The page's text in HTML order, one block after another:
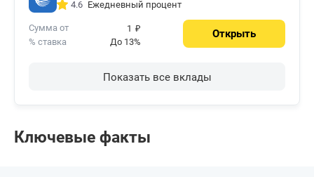
4.6 Ежедневный процент
Сумма от 1 ₽
% ставка До 13%
Открыть
Показать все вклады
Ключевые факты